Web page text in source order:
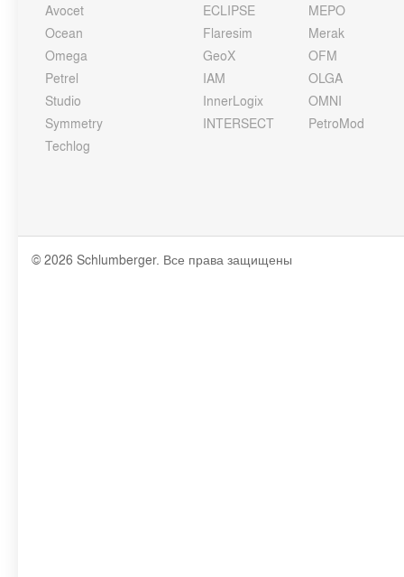
Avocet
Ocean
Omega
Petrel
Studio
Symmetry
Techlog
ECLIPSE
Flaresim
GeoX
IAM
InnerLogix
INTERSECT
MEPO
Merak
OFM
OLGA
OMNI
PetroMod
© 2026 Schlumberger. Все права защищены